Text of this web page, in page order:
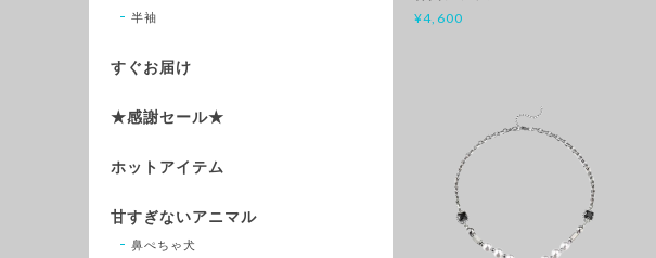
¥4,600
半袖
すぐお届け
★感謝セール★
ホットアイテム
甘すぎないアニマル
鼻ぺちゃ犬